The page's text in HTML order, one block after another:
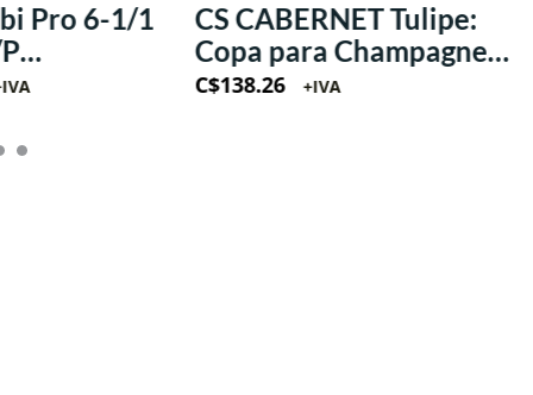
Pro 6-1/1
CS CABERNET Tulipe:
Copa para Champagne
estilo Flauta 8oz
C$138.26 +IVA